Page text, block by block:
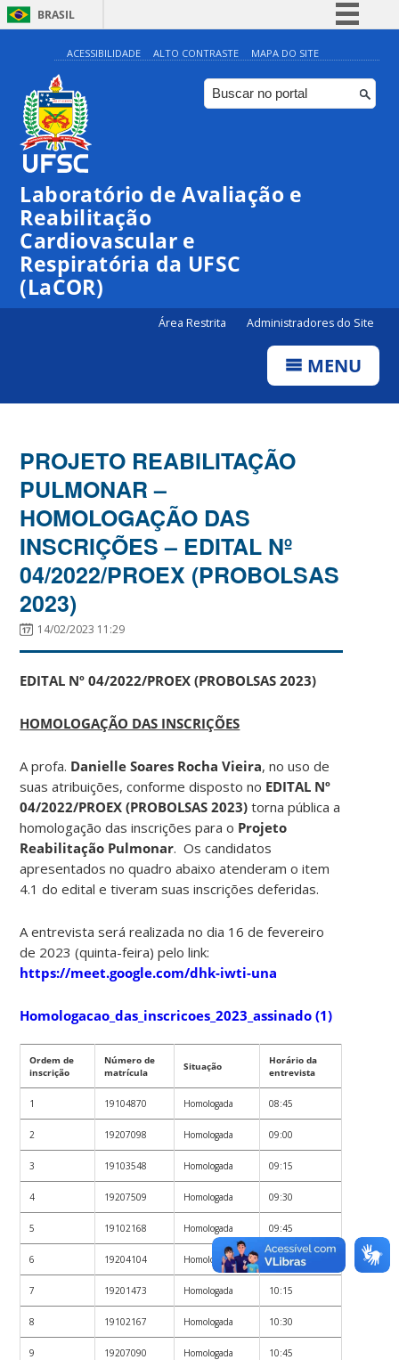
BRASIL
Simplifique!
Comunica BR
Participe
Canais
ACESSIBILIDADE ALTO CONTRASTE MAPA DO SITE
Laboratório de Avaliação e
Reabilitação
Cardiovascular e
Respiratória da UFSC
(LaCOR)
Área Restrita Administradores do Site
MENU
PROJETO REABILITAÇÃO
PULMONAR –
HOMOLOGAÇÃO DAS
INSCRIÇÕES – EDITAL Nº
04/2022/PROEX (PROBOLSAS
2023)
14/02/2023 11:29
EDITAL Nº 04/2022/PROEX (PROBOLSAS 2023)
HOMOLOGAÇÃO DAS INSCRIÇÕES
A profa. Danielle Soares Rocha Vieira, no uso de
suas atribuições, conforme disposto no EDITAL Nº
04/2022/PROEX (PROBOLSAS 2023)torna pública a
homologação das inscrições para o Projeto
Reabilitação Pulmonar. Os candidatos
apresentados no quadro abaixo atenderam o item
4.1 do edital e tiveram suas inscrições deferidas.
A entrevista será realizada no dia 16 de fevereiro
de 2023 (quinta-feira) pelo link:
https://meet.google.com/dhk-iwti-una
Homologacao_das_inscricoes_2023_assinado (1)
Ordem de
inscrição
Número de
matrícula
Situação
Horário da
entrevista
1 19104870 Homologada 08:45
2 19207098 Homologada 09:00
3 19103548 Homologada 09:15
4 19207509 Homologada 09:30
5 19102168 Homologada 09:45
6 19204104 Homologada 10:00
7 19201473 Homologada 10:15
8 19102167 Homologada 10:30
9 19207090 Homologada 10:45